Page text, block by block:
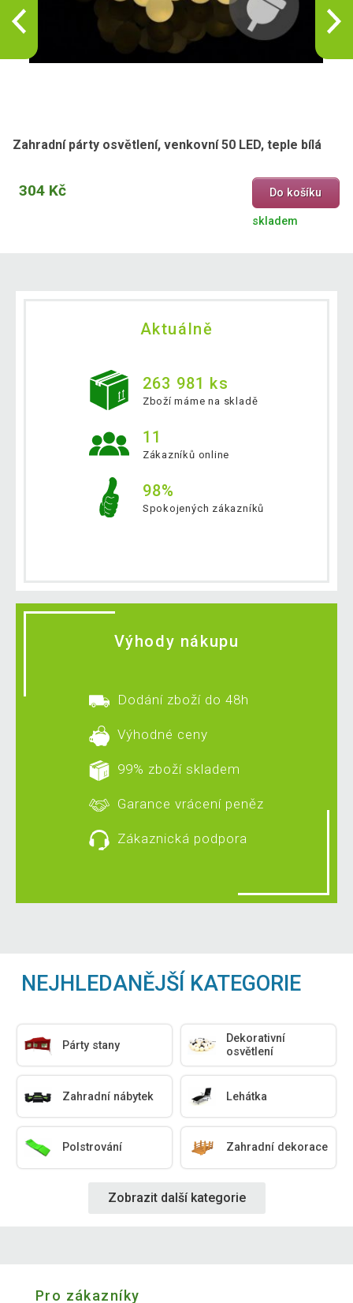
Zahradní párty osvětlení, venkovní 50 LED, teple bílá
304 Kč Do košíku
skladem
Aktuálně
263 981 ks
Zboží máme na skladě
11
Zákazníků online
98%
Spokojených zákazníků
Výhody nákupu
Dodání zboží do 48h
Výhodné ceny
99% zboží skladem
Garance vrácení peněz
Zákaznická podpora
NEJHLEDANĚJŠÍ KATEGORIE
Párty stany
Dekorativní
osvětlení
Zahradní nábytek Lehátka
Polstrování Zahradní dekorace
Zobrazit další kategorie
Pro zákazníky